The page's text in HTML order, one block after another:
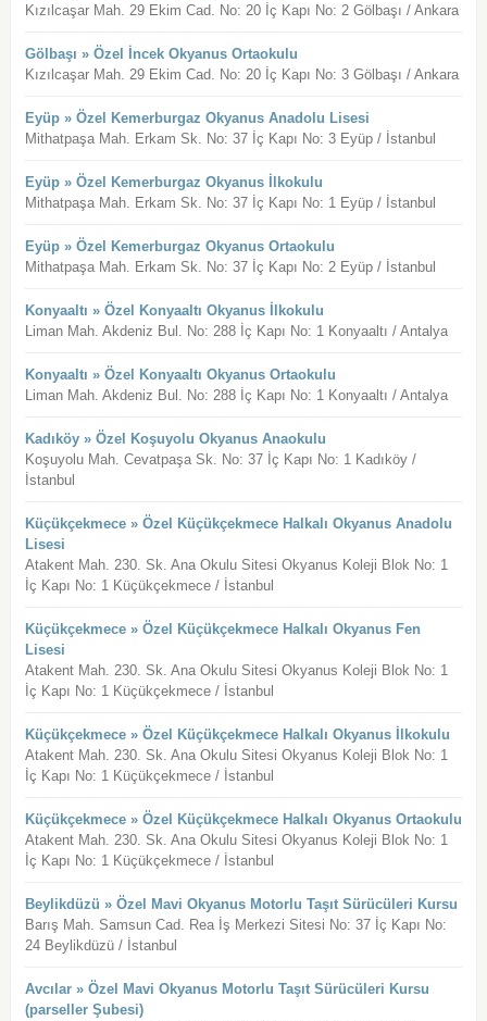
Kızılcaşar Mah. 29 Ekim Cad. No: 20 İç Kapı No: 2 Gölbaşı / Ankara
Gölbaşı » Özel İncek Okyanus Ortaokulu
Kızılcaşar Mah. 29 Ekim Cad. No: 20 İç Kapı No: 3 Gölbaşı / Ankara
Eyüp » Özel Kemerburgaz Okyanus Anadolu Lisesi
Mithatpaşa Mah. Erkam Sk. No: 37 İç Kapı No: 3 Eyüp / İstanbul
Eyüp » Özel Kemerburgaz Okyanus İlkokulu
Mithatpaşa Mah. Erkam Sk. No: 37 İç Kapı No: 1 Eyüp / İstanbul
Eyüp » Özel Kemerburgaz Okyanus Ortaokulu
Mithatpaşa Mah. Erkam Sk. No: 37 İç Kapı No: 2 Eyüp / İstanbul
Konyaaltı » Özel Konyaaltı Okyanus İlkokulu
Liman Mah. Akdeniz Bul. No: 288 İç Kapı No: 1 Konyaaltı / Antalya
Konyaaltı » Özel Konyaaltı Okyanus Ortaokulu
Liman Mah. Akdeniz Bul. No: 288 İç Kapı No: 1 Konyaaltı / Antalya
Kadıköy » Özel Koşuyolu Okyanus Anaokulu
Koşuyolu Mah. Cevatpaşa Sk. No: 37 İç Kapı No: 1 Kadıköy /
İstanbul
Küçükçekmece » Özel Küçükçekmece Halkalı Okyanus Anadolu
Lisesi
Atakent Mah. 230. Sk. Ana Okulu Sitesi Okyanus Koleji Blok No: 1
İç Kapı No: 1 Küçükçekmece / İstanbul
Küçükçekmece » Özel Küçükçekmece Halkalı Okyanus Fen
Lisesi
Atakent Mah. 230. Sk. Ana Okulu Sitesi Okyanus Koleji Blok No: 1
İç Kapı No: 1 Küçükçekmece / İstanbul
Küçükçekmece » Özel Küçükçekmece Halkalı Okyanus İlkokulu
Atakent Mah. 230. Sk. Ana Okulu Sitesi Okyanus Koleji Blok No: 1
İç Kapı No: 1 Küçükçekmece / İstanbul
Küçükçekmece » Özel Küçükçekmece Halkalı Okyanus Ortaokulu
Atakent Mah. 230. Sk. Ana Okulu Sitesi Okyanus Koleji Blok No: 1
İç Kapı No: 1 Küçükçekmece / İstanbul
Beylikdüzü » Özel Mavi Okyanus Motorlu Taşıt Sürücüleri Kursu
Barış Mah. Samsun Cad. Rea İş Merkezi Sitesi No: 37 İç Kapı No:
24 Beylikdüzü / İstanbul
Avcılar » Özel Mavi Okyanus Motorlu Taşıt Sürücüleri Kursu
(parseller Şubesi)